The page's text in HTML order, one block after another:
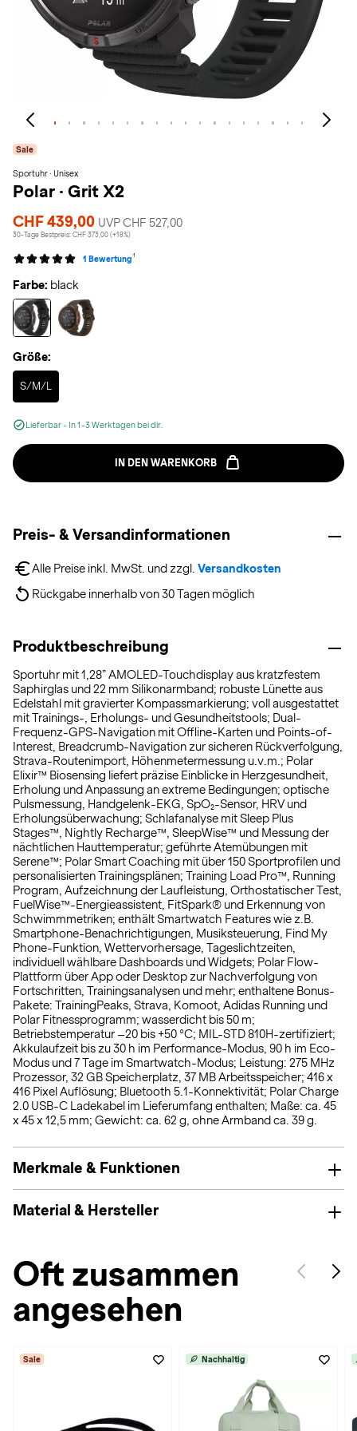
Sale
Sportuhr · Unisex
Polar · Grit X2
CHF 439,00 UVP CHF 527,00
30-Tage Bestpreis: CHF 373,00 (+18%)
1 Bewertung 1
Farbe: black
Größe:
S/M/L
Selected
Lieferbar - In 1-3 Werktagen bei dir.
IN DEN WARENKORB
Preis- & Versandinformationen
Alle Preise inkl. MwSt. und zzgl. Versandkosten
Rückgabe innerhalb von 30 Tagen möglich
Produktbeschreibung
Sportuhr mit 1,28” AMOLED-Touchdisplay aus kratzfestem
Saphirglas und 22 mm Silikonarmband; robuste Lünette aus
Edelstahl mit gravierter Kompassmarkierung; voll ausgestattet
mit Trainings-, Erholungs- und Gesundheitstools; Dual-
Frequenz-GPS-Navigation mit Offline-Karten und Points-of-
Interest, Breadcrumb-Navigation zur sicheren Rückverfolgung,
Strava-Routenimport, Höhenmetermessung u.v.m.; Polar
Elixir™ Biosensing liefert präzise Einblicke in Herzgesundheit,
Erholung und Anpassung an extreme Bedingungen; optische
Pulsmessung, Handgelenk-EKG, SpO₂-Sensor, HRV und
Erholungsüberwachung; Schlafanalyse mit Sleep Plus
Stages™, Nightly Recharge™, SleepWise™ und Messung der
nächtlichen Hauttemperatur; geführte Atemübungen mit
Serene™; Polar Smart Coaching mit über 150 Sportprofilen und
personalisierten Trainingsplänen; Training Load Pro™, Running
Program, Aufzeichnung der Laufleistung, Orthostatischer Test,
FuelWise™-Energieassistent, FitSpark® und Erkennung von
Schwimmmetriken; enthält Smartwatch Features wie z.B.
Smartphone-Benachrichtigungen, Musiksteuerung, Find My
Phone-Funktion, Wettervorhersage, Tageslichtzeiten,
individuell wählbare Dashboards und Widgets; Polar Flow-
Plattform über App oder Desktop zur Nachverfolgung von
Fortschritten, Trainingsanalysen und mehr; enthaltene Bonus-
Pakete: TrainingPeaks, Strava, Komoot, Adidas Running und
Polar Fitnessprogramm; wasserdicht bis 50 m;
Betriebstemperatur –20 bis +50 °C; MIL-STD 810H-zertifiziert;
Akkulaufzeit bis zu 30 h im Performance-Modus, 90 h im Eco-
Modus und 7 Tage im Smartwatch-Modus; Leistung: 275 MHz
Prozessor, 32 GB Speicherplatz, 37 MB Arbeitsspeicher; 416 x
416 Pixel Auflösung; Bluetooth 5.1-Konnektivität; Polar Charge
2.0 USB-C Ladekabel im Lieferumfang enthalten; Maße: ca. 45
x 45 x 12,5 mm; Gewicht: ca. 62 g, ohne Armband ca. 39 g.
Merkmale & Funktionen
Material & Hersteller
Oft zusammen
angesehen
Sale Nachhaltig